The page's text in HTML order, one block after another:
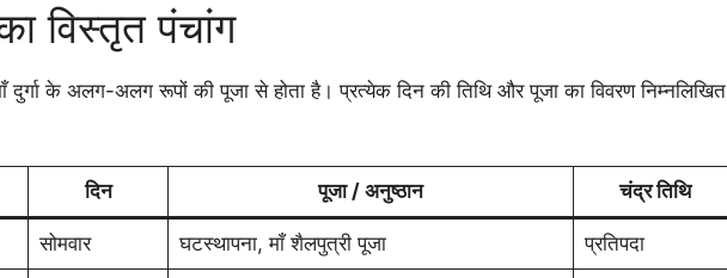
विस्तृत पंचांग
दुर्गा के अलग-अलग रूपों की पूजा से होता है। प्रत्येक दिन की तिथि और पूजा का विवरण निम्नलिखित
दिन पूजा / अनुष्ठान चंद्र तिथि
सोमवार घटस्थापना, माँ शैलपुत्री पूजा प्रतिपदा